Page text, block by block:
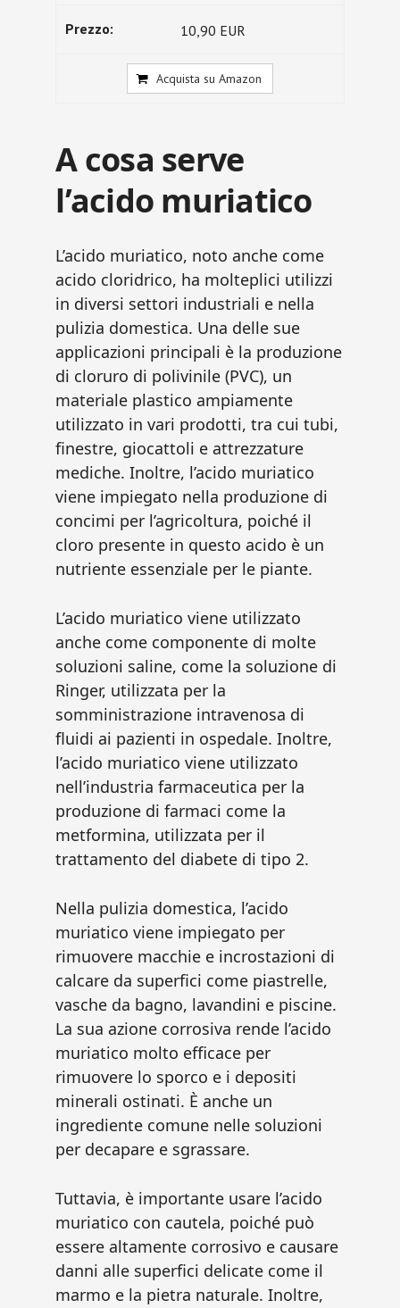
10,90 EUR
Acquista su Amazon
A cosa serve
l’acido muriatico
L’acido muriatico, noto anche come
acido cloridrico, ha molteplici utilizzi
in diversi settori industriali e nella
pulizia domestica. Una delle sue
applicazioni principali è la produzione
di cloruro di polivinile (PVC), un
materiale plastico ampiamente
utilizzato in vari prodotti, tra cui tubi,
finestre, giocattoli e attrezzature
mediche. Inoltre, l’acido muriatico
viene impiegato nella produzione di
concimi per l’agricoltura, poiché il
cloro presente in questo acido è un
nutriente essenziale per le piante.
L’acido muriatico viene utilizzato
anche come componente di molte
soluzioni saline, come la soluzione di
Ringer, utilizzata per la
somministrazione intravenosa di
fluidi ai pazienti in ospedale. Inoltre,
l’acido muriatico viene utilizzato
nell’industria farmaceutica per la
produzione di farmaci come la
metformina, utilizzata per il
trattamento del diabete di tipo 2.
Nella pulizia domestica, l’acido
muriatico viene impiegato per
rimuovere macchie e incrostazioni di
calcare da superfici come piastrelle,
vasche da bagno, lavandini e piscine.
La sua azione corrosiva rende l’acido
muriatico molto efficace per
rimuovere lo sporco e i depositi
minerali ostinati. È anche un
ingrediente comune nelle soluzioni
per decapare e sgrassare.
Tuttavia, è importante usare l’acido
muriatico con cautela, poiché può
essere altamente corrosivo e causare
danni alle superfici delicate come il
marmo e la pietra naturale. Inoltre,